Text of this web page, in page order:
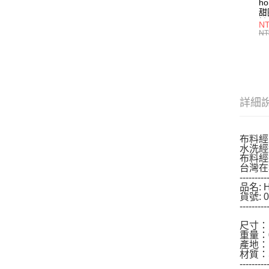
甜
詳細
布料
水洗
布料
台灣
品名:
貨號:
尺寸
重量
產地
材質